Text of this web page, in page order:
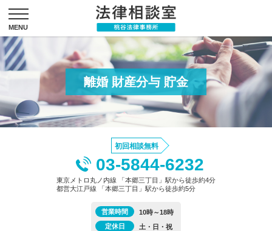
離婚 財産分与 貯金
初回相談無料
03-5844-6232
東京メトロ丸ノ内線 「本郷三丁目」駅から徒歩約4分
都営大江戸線 「本郷三丁目」駅から徒歩約5分
営業時間
10時～18時
定休日
土・日・祝